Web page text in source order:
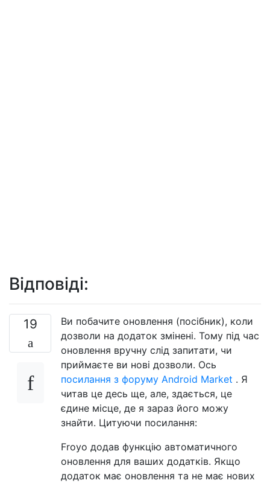
Відповіді:
19
Ви побачите оновлення (посібник), коли
дозволи на додаток змінені. Тому під час
оновлення вручну слід запитати, чи
приймаєте ви нові дозволи. Ось
посилання з форуму Android Market . Я
читав це десь ще, але, здається, це
єдине місце, де я зараз його можу
знайти. Цитуючи посилання:
Froyo додав функцію автоматичного
оновлення для ваших додатків. Якщо
додаток має оновлення та не має нових